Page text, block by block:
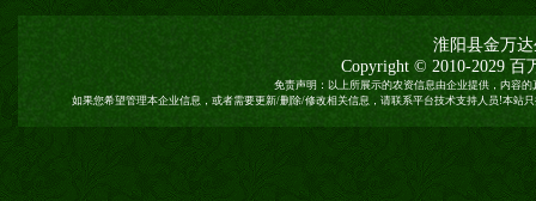
淮阳县金万
Copyright © 2010-2029 百
免责声明：以上所展示的农资信息由企业提供，内容
如果您希望管理本企业信息，或者需要更新/删除/修改相关信息，请联系平台技术支持人员!本站